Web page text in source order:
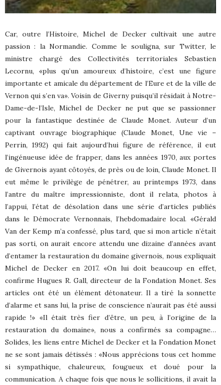
Car, outre l’Histoire, Michel de Decker cultivait une autre
passion : la Normandie. Comme le souligna, sur Twitter, le
ministre chargé des Collectivités territoriales Sebastien
Lecornu, «plus qu’un amoureux d’histoire, c’est une figure
importante et amicale du département de l’Eure et de la ville de
Vernon qui s’en va». Voisin de Giverny puisqu’il résidait à Notre-
Dame-de-l’Isle, Michel de Decker ne put que se passionner
pour la fantastique destinée de Claude Monet. Auteur d’un
captivant ouvrage biographique (Claude Monet, Une vie –
Perrin, 1992) qui fait aujourd’hui figure de référence, il eut
l’ingénueuse idée de frapper, dans les années 1970, aux portes
de Givernois ayant côtoyés, de près ou de loin, Claude Monet. Il
eut même le privilège de pénétrer, au printemps 1973, dans
l’antre du maître impressionniste, dont il relata, photos à
l’appui, l’état de désolation dans une série d’articles publiés
dans le Démocrate Vernonnais, l’hebdomadaire local. «Gérald
Van der Kemp m’a confessé, plus tard, que si mon article n’était
pas sorti, on aurait encore attendu une dizaine d’années avant
d’entamer la restauration du domaine givernois, nous expliquait
Michel de Decker en 2017. «On lui doit beaucoup en effet,
confirme Hugues R. Gall, directeur de la Fondation Monet. Ses
articles ont été un élément détonateur. Il a tiré la sonnette
d’alarme et sans lui, la prise de conscience n’aurait pas été aussi
rapide !» «Il était très fier d’être, un peu, à l’origine de la
restauration du domaine», nous a confirmés sa compagne…
Solides, les liens entre Michel de Decker et la Fondation Monet
ne se sont jamais détissés : «Nous apprécions tous cet homme
si sympathique, chaleureux, fougueux et doué pour la
communication. A chaque fois que nous le sollicitions, il avait la